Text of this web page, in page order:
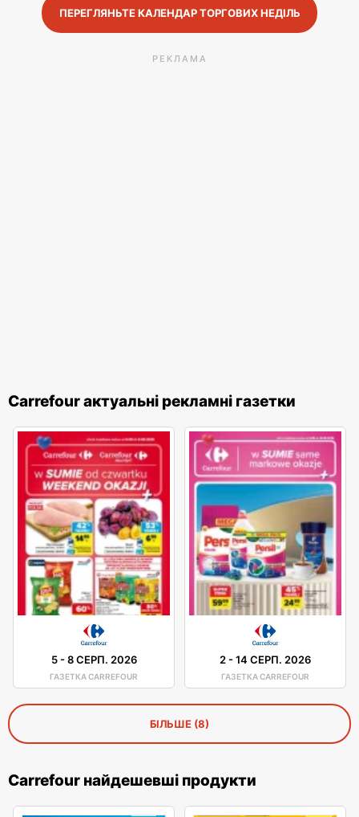
ПЕРЕГЛЯНЬТЕ КАЛЕНДАР ТОРГОВИХ НЕДІЛЬ
РЕКЛАМА
Carrefour актуальні рекламні газетки
5-8 СЕРП. 2026
ГАЗЕТКА CARREFOUR
2-14 СЕРП. 2026
ГАЗЕТКА CARREFOUR
БІЛЬШЕ (8)
Carrefour найдешевші продукти